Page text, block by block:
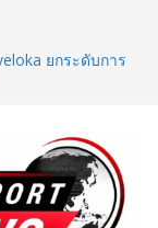
ยกระดับการ
ายปลายทาง
360°
–ศรีลังกา มุ่งยก
ร้อมเร่งกระตุ้น
ปีหลัง 2569